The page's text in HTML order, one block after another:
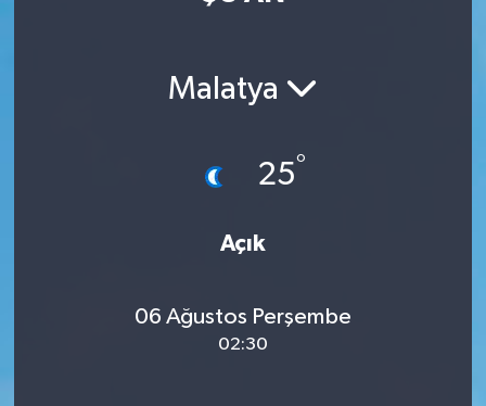
Malatya
25°
Açık
06 Ağustos Perşembe
02:30
Gizlilik Sözleşmesi